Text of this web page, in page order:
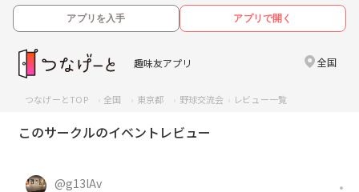
アプリを入手 アプリで開く
趣味友アプリ 全国
つなげーとTOP 全国 東京都 野球交流会 レビュー一覧
このサークルのイベントレビュー
@g13lAv